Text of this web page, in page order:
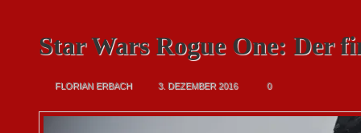
Star Wars Rogue One: Der
FLORIAN ERBACH 3. DEZEMBER 2016 0